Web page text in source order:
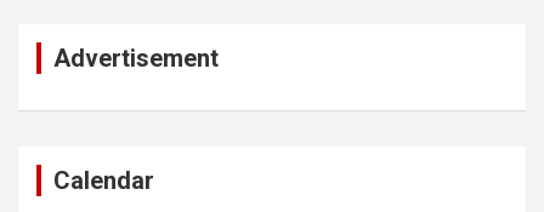
Advertisement
Calendar